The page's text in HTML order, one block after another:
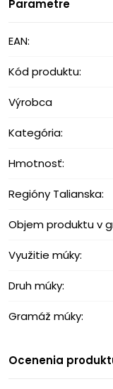
Parametre
EAN:
Kód produktu:
Výrobca
Kategória:
Hmotnosť:
Regióny Talianska:
Objem produktu v
Využitie múky:
Druh múky:
Gramáž múky:
Ocenenia